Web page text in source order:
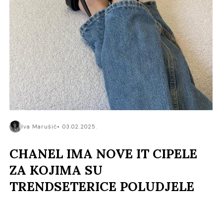
Iva Marušić 03.02.2025.
CHANEL IMA NOVE IT CIPELE
ZA KOJIMA SU
TRENDSETERICE POLUDJELE